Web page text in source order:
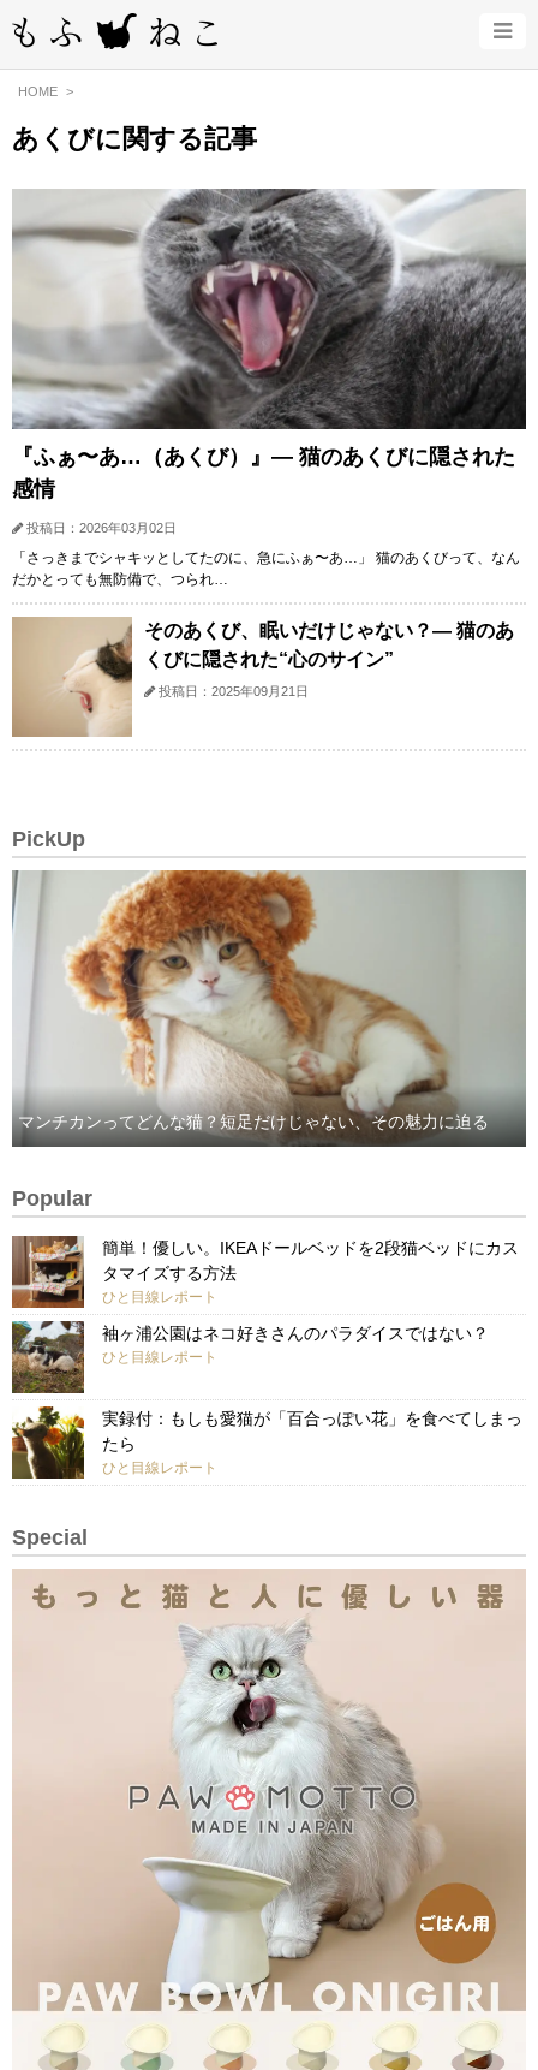
HOME
あくびに関する記事
『ふぁ〜あ…（あくび）』— 猫のあくびに隠された
感情
投稿日：2026年03月02日
「さっきまでシャキッとしてたのに、急にふぁ〜あ…」 猫のあくびって、なん
だかとっても無防備で、つられ…
そのあくび、眠いだけじゃない？— 猫のあ
くびに隠された“心のサイン”
投稿日：2025年09月21日
PickUp
マンチカンってどんな猫？短足だけじゃない、その魅力に迫る
Popular
簡単！優しい。IKEAドールベッドを2段猫ベッドにカス
タマイズする方法
ひと目線レポート
袖ヶ浦公園はネコ好きさんのパラダイスではない？
ひと目線レポート
実録付：もしも愛猫が「百合っぽい花」を食べてしまっ
たら
ひと目線レポート
Special